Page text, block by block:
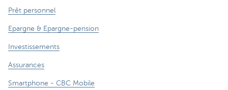
Prêt personnel
Epargne & Epargne-pension
Investissements
Assurances
Smartphone - CBC Mobile